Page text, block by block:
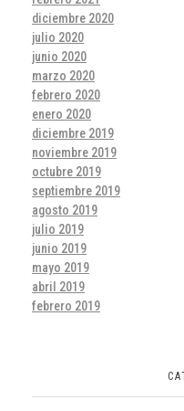
diciembre 2020
julio 2020
junio 2020
marzo 2020
febrero 2020
enero 2020
diciembre 2019
noviembre 2019
octubre 2019
septiembre 2019
agosto 2019
julio 2019
junio 2019
mayo 2019
abril 2019
febrero 2019